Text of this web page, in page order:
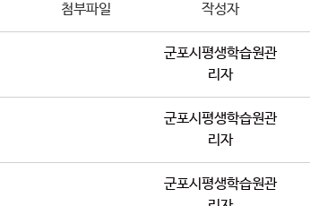
첨부파일 작성자
군포시평생학습원관
리자
군포시평생학습원관
리자
군포시평생학습원관